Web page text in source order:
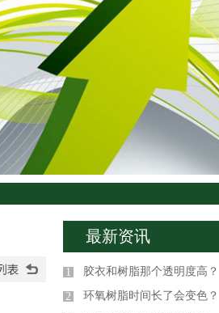
最新资讯
1 胶衣和树脂那个透明度高？
2 环氧树脂时间长了会变色？